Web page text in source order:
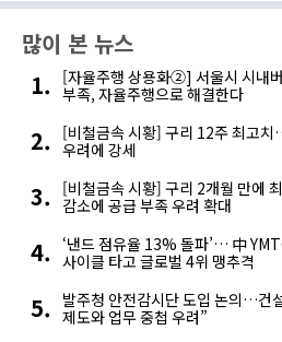
많이 본 뉴스
[자율주행 상용화②] 서울시 시내
부족, 자율주행으로 해결한다
[비철금속 시황] 구리 12주 최고
우려에 강세
[비철금속 시황] 구리 2개월 만에
감소에 공급 부족 우려 확대
‘낸드 점유율 13% 돌파’… 中
사이클 타고 글로벌 4위 맹추격
발주청 안전감시단 도입 논의…건
제도와 업무 중첩 우려”